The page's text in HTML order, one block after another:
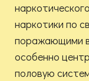
наркотики по
поражающими
особенно
половую